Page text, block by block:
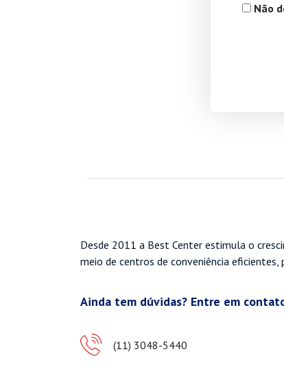
Não
Desde 2011 a Best Center estimula o
meio de centros de conveniência eficientes,
Ainda tem dúvidas? Entre em
(11) 3048-5440